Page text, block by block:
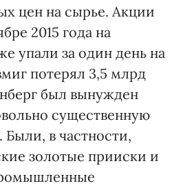
цен на сырье. Акции
2015 года на
упали за один день на
потерял 3,5 млрд
был вынужден
существенную
Были, в частности,
золотые прииски и